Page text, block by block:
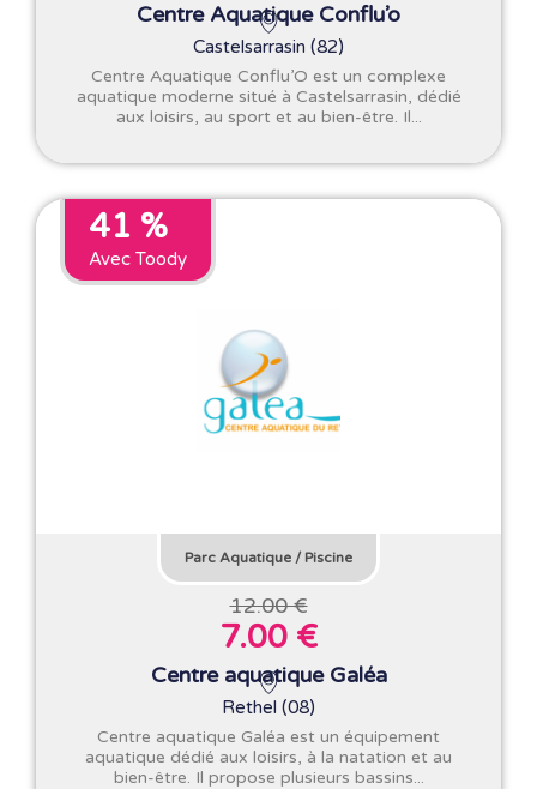
Centre Aquatique Conflu’o
Castelsarrasin (82)
Centre Aquatique Conflu’O est un complexe
aquatique moderne situé à Castelsarrasin, dédié
aux loisirs, au sport et au bien-être. Il...
41 %
Avec Toody
Parc Aquatique / Piscine
12.00 €
7.00 €
Centre aquatique Galéa
Rethel (08)
Centre aquatique Galéa est un équipement
aquatique dédié aux loisirs, à la natation et au
bien-être. Il propose plusieurs bassins...